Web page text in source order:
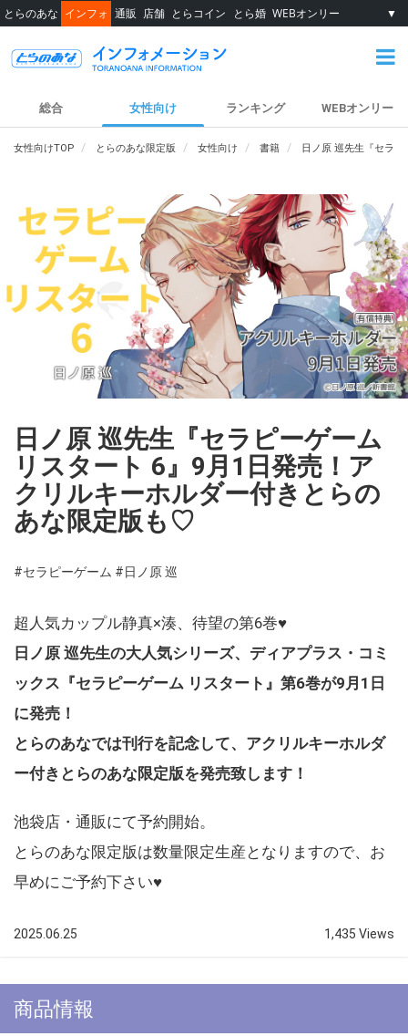
とらのあな インフォ 通販 店舗 とらコイン とら婚 WEBオンリー ▼
総合 女性向け ランキング WEBオンリー
女性向けTOP とらのあな限定版 女性向け 書籍 日ノ原 巡先生『セラ
日ノ原 巡先生『セラピーゲーム
リスタート 6』9月1日発売！ア
クリルキーホルダー付きとらの
あな限定版も♡
#セラピーゲーム #日ノ原 巡
超人気カップル静真×湊、待望の第6巻♥
日ノ原 巡先生の大人気シリーズ、ディアプラス・コミ
ックス『セラピーゲーム リスタート』第6巻が9月1日
に発売！
とらのあなでは刊行を記念して、アクリルキーホルダ
ー付きとらのあな限定版を発売致します！
池袋店・通販にて予約開始。
とらのあな限定版は数量限定生産となりますので、お
早めにご予約下さい♥
2025.06.25 1,435 Views
商品情報